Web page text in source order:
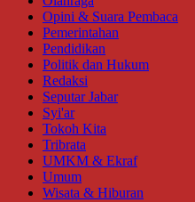
Opini & Suara Pembaca
Pemerintahan
Pendidikan
Politik dan Hukum
Redaksi
Seputar Jabar
Syi'ar
Tokoh Kita
Tribrata
UMKM & Ekraf
Umum
Wisata & Hiburan